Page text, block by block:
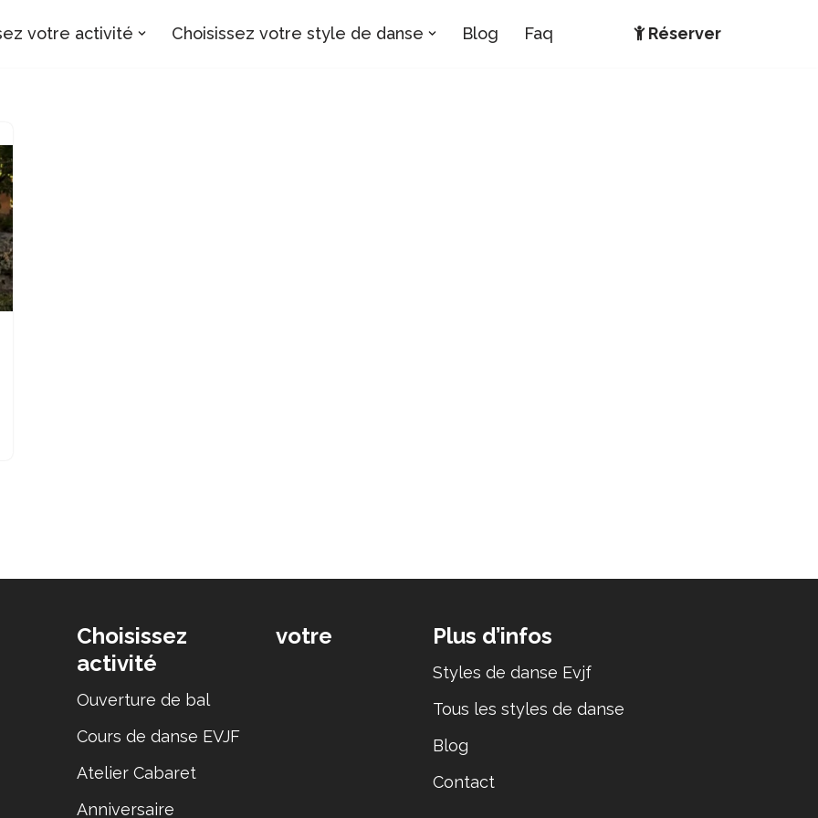
votre activité Choisissez votre style de danse Blog Faq Réserver
Choisissez votre
activité
Ouverture de bal
Cours de danse EVJF
Atelier Cabaret
Anniversaire
Plus d’infos
Styles de danse Evjf
Tous les styles de danse
Blog
Contact